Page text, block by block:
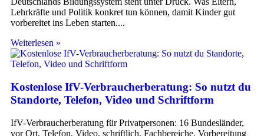
Lehrkräfte und Politik konkret tun können, damit Kinder gut
vorbereitet ins Leben starten.
Weiterlesen »
Kostenlose IfV-Verbraucherberatung: So nutzt du
Standorte, Telefon, Video und Schriftform
IfV-Verbraucherberatung für Privatpersonen: 16 Bundesländer,
vor Ort, Telefon, Video, schriftlich. Fachbereiche, Vorbereitung